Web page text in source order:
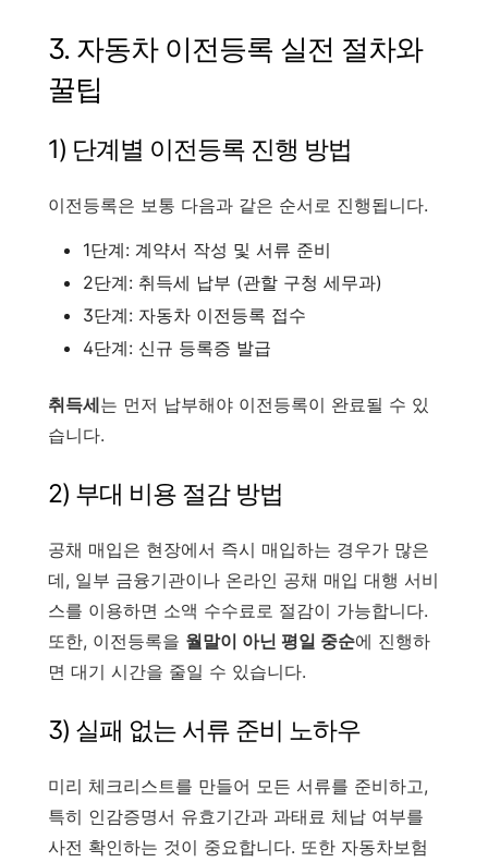
3. 자동차 이전등록 실전 절차와
꿀팁
1) 단계별 이전등록 진행 방법
이전등록은 보통 다음과 같은 순서로 진행됩니다.
1단계: 계약서 작성 및 서류 준비
2단계: 취득세 납부 (관할 구청 세무과)
3단계: 자동차 이전등록 접수
4단계: 신규 등록증 발급
취득세는 먼저 납부해야 이전등록이 완료될 수 있
습니다.
2) 부대 비용 절감 방법
공채 매입은 현장에서 즉시 매입하는 경우가 많은
데, 일부 금융기관이나 온라인 공채 매입 대행 서비
스를 이용하면 소액 수수료로 절감이 가능합니다.
또한, 이전등록을 월말이 아닌 평일 중순에 진행하
면 대기 시간을 줄일 수 있습니다.
3) 실패 없는 서류 준비 노하우
미리 체크리스트를 만들어 모든 서류를 준비하고,
특히 인감증명서 유효기간과 과태료 체납 여부를
사전 확인하는 것이 중요합니다. 또한 자동차보험